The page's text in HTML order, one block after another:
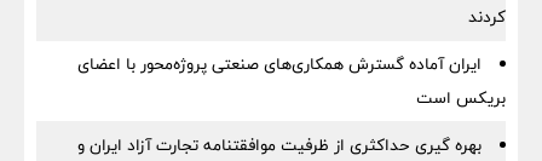
کردند
ایران آماده گسترش همکاری‌های صنعتی پروژه‌محور با اعضای
بریکس است
بهره گیری حداکثری از ظرفیت موافقتنامه تجارت آزاد ایران و